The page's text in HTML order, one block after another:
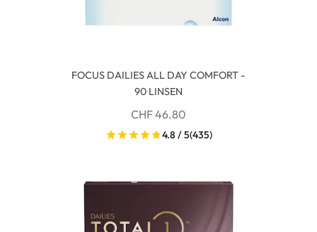
FOCUS DAILIES ALL DAY COMFORT -
90 LINSEN
CHF 46.80
4.8 / 5(435)